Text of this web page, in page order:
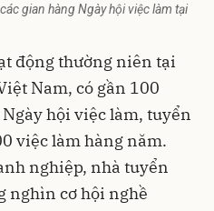
gian hàng Ngày hội việc làm tại
động thường niên tại
Nam, có gần 100
hội việc làm, tuyển
việc làm hàng năm.
nghiệp, nhà tuyển
nghìn cơ hội nghề